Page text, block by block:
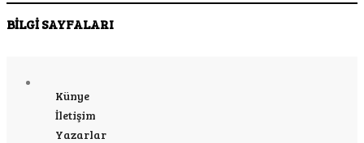
BİLGİ SAYFALARI
Künye
İletişim
Yazarlar